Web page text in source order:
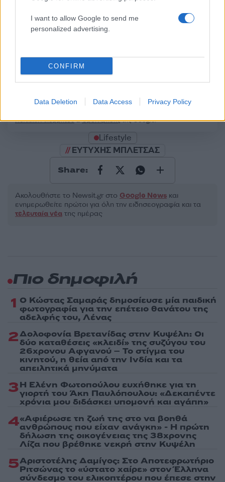
I want to allow Google to send me
personalized advertising.
CONFIRM
Data Deletion Data Access Privacy Policy
50 /50
Πολιτική Απορρήτου&Όροι Χρήσηςτης Google.
Lifestyle
ΕΥΤΥΧΗΣ ΜΠΛΕΤΣΑΣ
Share:
Ακολουθήστε το Νewsit.gr στο Google News και
ενημερωθείτε πρώτοι για όλη την ειδησεογραφία και τα
τελευταία νέα της ημέρας
Πιο δημοφιλή
1 Ο Κώστας Σαμαράς δημοσίευσε μία παιδική
φωτογραφία για την επέτειο θανάτου της
αδελφής του, Λένας
2Δολοφονία Βρετανίδας στην Κυψέλη: Οι
δύο καταθέσεις «κλειδί» της συζύγου του
26χρονου Αφγανού – Το στίγμα του
κινητού, η θεία από την Ινδία και τα
απειλητικά μηνύματα
3Η Ελένη Φωτοπούλου ευχήθηκε για τη
γιορτή του Άκη Παυλόπουλου: «Δεκαπέντε
χρόνια μου διδάσκει υπομονή και αγάπη»
4«Αφιέρωσε τη ζωή της στο να βοηθά
ανθρώπους που είχαν ανάγκη» - Η πρώτη
δήλωση της οικογένειας της 38χρονης
Λίζα που βρέθηκε νεκρή στην Κυψέλη
5Αριστοτέλης Δαμίγος: Στο Αποτεφρωτήριο
Ριτσώνας το «ύστατο χαίρε» στον Έλληνα
σύνδεσμο του ελικοπτέρου που έπεσε στην